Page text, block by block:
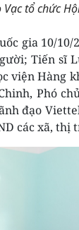
tổ chức
gia 10/10/
Tiến sĩ
viện Hàng
Phó
đạo
các xã, thị